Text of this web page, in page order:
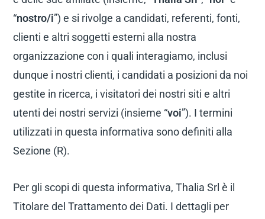
“nostro/i”) e si rivolge a candidati, referenti, fonti,
clienti e altri soggetti esterni alla nostra
organizzazione con i quali interagiamo, inclusi
dunque i nostri clienti, i candidati a posizioni da noi
gestite in ricerca, i visitatori dei nostri siti e altri
utenti dei nostri servizi (insieme “voi”). I termini
utilizzati in questa informativa sono definiti alla
Sezione (R).
Per gli scopi di questa informativa, Thalia Srl è il
Titolare del Trattamento dei Dati. I dettagli per